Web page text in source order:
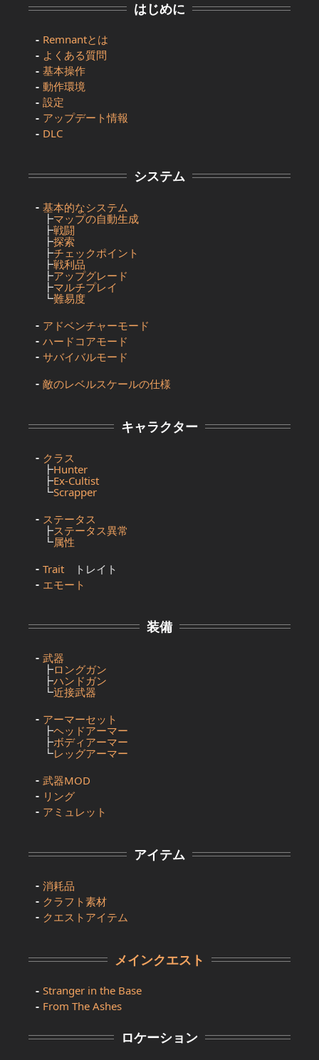
はじめに
Remnantとは
よくある質問
基本操作
動作環境
設定
アップデート情報
DLC
システム
基本的なシステム
┣マップの自動生成
┣戦闘
┣探索
┣チェックポイント
┣戦利品
┣アップグレード
┣マルチプレイ
┗難易度
アドベンチャーモード
ハードコアモード
サバイバルモード
敵のレベルスケールの仕様
キャラクター
クラス
┣Hunter
┣Ex-Cultist
┗Scrapper
ステータス
┣ステータス異常
┗属性
Trait トレイト
エモート
装備
武器
┣ロングガン
┣ハンドガン
┗近接武器
アーマーセット
┣ヘッドアーマー
┣ボディアーマー
┗レッグアーマー
武器MOD
リング
アミュレット
アイテム
消耗品
クラフト素材
クエストアイテム
メインクエスト
Stranger in the Base
From The Ashes
ロケーション